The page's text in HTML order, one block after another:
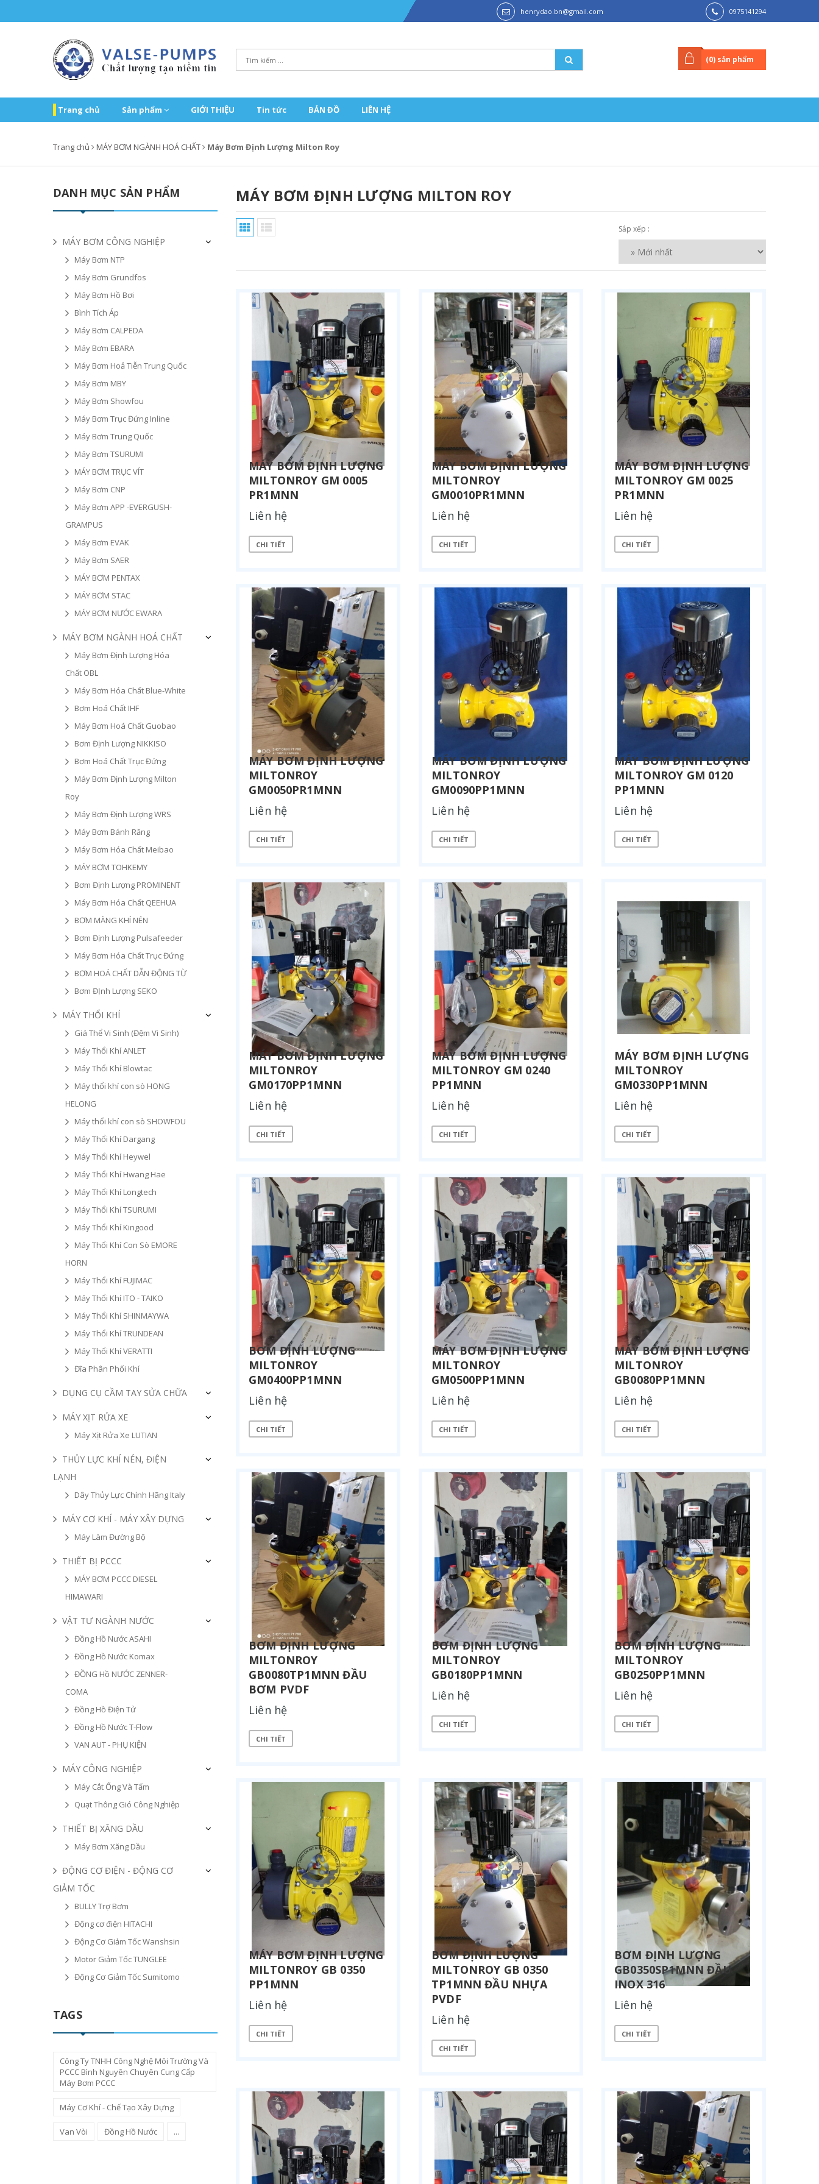
henrydao.bn@gmail.com 0975141294
(0) sản phẩm
Trang chủ Sản phẩm GIỚI THIỆU Tin tức BẢN ĐỒ LIÊN HỆ
Trang chủ MÁY BƠM NGÀNH HOÁ CHẤT Máy Bơm Định Lượng Milton Roy
MÁY BƠM ĐỊNH LƯỢNG MILTON ROY
Sắp xếp :
MÁY BƠM ĐỊNH LƯỢNG
MILTONROY GM 0005
PR1MNN
Liên hệ
CHI TIẾT
MÁY BƠM ĐỊNH LƯỢNG
MILTONROY
GM0010PR1MNN
Liên hệ
CHI TIẾT
MÁY BƠM ĐỊNH LƯỢNG
MILTONROY GM 0025
PR1MNN
Liên hệ
CHI TIẾT
MÁY BƠM ĐỊNH LƯỢNG
MILTONROY
GM0050PR1MNN
Liên hệ
CHI TIẾT
MÁY BƠM ĐỊNH LƯỢNG
MILTONROY
GM0090PP1MNN
Liên hệ
CHI TIẾT
MÁY BƠM ĐỊNH LƯỢNG
MILTONROY GM 0120
PP1MNN
Liên hệ
CHI TIẾT
MÁY BƠM ĐỊNH LƯỢNG
MILTONROY
GM0170PP1MNN
Liên hệ
CHI TIẾT
MÁY BƠM ĐỊNH LƯỢNG
MILTONROY GM 0240
PP1MNN
Liên hệ
CHI TIẾT
MÁY BƠM ĐỊNH LƯỢNG
MILTONROY
GM0330PP1MNN
Liên hệ
CHI TIẾT
BƠM ĐỊNH LƯỢNG
MILTONROY
GM0400PP1MNN
Liên hệ
CHI TIẾT
MÁY BƠM ĐỊNH LƯỢNG
MILTONROY
GM0500PP1MNN
Liên hệ
CHI TIẾT
MÁY BƠM ĐỊNH LƯỢNG
MILTONROY
GB0080PP1MNN
Liên hệ
CHI TIẾT
BƠM ĐỊNH LƯỢNG
MILTONROY
GB0080TP1MNN ĐẦU
BƠM PVDF
Liên hệ
CHI TIẾT
BƠM ĐỊNH LƯỢNG
MILTONROY
GB0180PP1MNN
Liên hệ
CHI TIẾT
BƠM ĐỊNH LƯỢNG
MILTONROY
GB0250PP1MNN
Liên hệ
CHI TIẾT
MÁY BƠM ĐỊNH LƯỢNG
MILTONROY GB 0350
PP1MNN
Liên hệ
CHI TIẾT
BƠM ĐỊNH LƯỢNG
MILTONROY GB 0350
TP1MNN ĐẦU NHỰA
PVDF
Liên hệ
CHI TIẾT
BƠM ĐỊNH LƯỢNG
GB0350SP1MNN ĐẦU
INOX 316
Liên hệ
CHI TIẾT
DANH MỤC SẢN PHẨM
MÁY BƠM CÔNG NGHIỆP
Máy Bơm NTP
Máy Bơm Grundfos
Máy Bơm Hồ Bơi
Bình Tích Áp
Máy Bơm CALPEDA
Máy Bơm EBARA
Máy Bơm Hoả Tiễn Trung Quốc
Máy Bơm MBY
Máy Bơm Showfou
Máy Bơm Trục Đứng Inline
Máy Bơm Trung Quốc
Máy Bơm TSURUMI
MÁY BƠM TRỤC VÍT
Máy Bơm CNP
Máy Bơm APP -EVERGUSH-
GRAMPUS
Máy Bơm EVAK
Máy Bơm SAER
MÁY BƠM PENTAX
MÁY BƠM STAC
MÁY BƠM NƯỚC EWARA
MÁY BƠM NGÀNH HOÁ CHẤT
Máy Bơm Định Lượng Hóa
Chất OBL
Máy Bơm Hóa Chất Blue-White
Bơm Hoá Chất IHF
Máy Bơm Hoá Chất Guobao
Bơm Định Lượng NIKKISO
Bơm Hoá Chất Trục Đứng
Máy Bơm Định Lượng Milton
Roy
Máy Bơm Định Lượng WRS
Máy Bơm Bánh Răng
Máy Bơm Hóa Chất Meibao
MÁY BƠM TOHKEMY
Bơm Định Lượng PROMINENT
Máy Bơm Hóa Chất QEEHUA
BƠM MÀNG KHÍ NÉN
Bơm Định Lượng Pulsafeeder
Máy Bơm Hóa Chất Trục Đứng
BƠM HOÁ CHẤT DẪN ĐỘNG TỪ
Bơm ĐỊnh Lượng SEKO
MÁY THỔI KHÍ
Giá Thể Vi Sinh (Đệm Vi Sinh)
Máy Thổi Khí ANLET
Máy Thổi Khí Blowtac
Máy thổi khí con sò HONG
HELONG
Máy thổi khí con sò SHOWFOU
Máy Thổi Khí Dargang
Máy Thổi Khí Heywel
Máy Thổi Khí Hwang Hae
Máy Thổi Khí Longtech
Máy Thổi Khí TSURUMI
Máy Thổi Khí Kingood
Máy Thổi Khí Con Sò EMORE
HORN
Máy Thổi Khí FUJIMAC
Máy Thổi Khí ITO - TAIKO
Máy Thổi Khí SHINMAYWA
Máy Thổi Khí TRUNDEAN
Máy Thổi Khí VERATTI
Đĩa Phân Phối Khí
DỤNG CỤ CẦM TAY SỬA CHỮA
MÁY XỊT RỬA XE
Máy Xịt Rửa Xe LUTIAN
THỦY LỰC KHÍ NÉN, ĐIỆN
LẠNH
Dây Thủy Lực Chính Hãng Italy
MÁY CƠ KHÍ - MÁY XÂY DỰNG
Máy Làm Đường Bộ
THIẾT BỊ PCCC
MÁY BƠM PCCC DIESEL
HIMAWARI
VẬT TƯ NGÀNH NƯỚC
Đồng Hồ Nước ASAHI
Đồng Hồ Nước Komax
ĐỒNG Hồ NƯỚC ZENNER-
COMA
Đồng Hồ Điện Tử
Đồng Hồ Nước T-Flow
VAN AUT - PHỤ KIỆN
MÁY CÔNG NGHIỆP
Máy Cắt Ống Và Tấm
Quạt Thông Gió Công Nghiệp
THIẾT BỊ XĂNG DẦU
Máy Bơm Xăng Dầu
ĐỘNG CƠ ĐIỆN - ĐỘNG CƠ
GIẢM TỐC
BULLY Trợ Bơm
Động cơ điện HITACHI
Động Cơ Giảm Tốc Wanshsin
Motor Giảm Tốc TUNGLEE
Động Cơ Giảm Tốc Sumitomo
TAGS
Công Ty TNHH Công Nghệ Môi Trường Và
PCCC Bình Nguyên Chuyên Cung Cấp
Máy Bơm PCCC
Máy Cơ Khí - Chế Tạo Xây Dựng
Van Vòi Đồng Hồ Nước ...